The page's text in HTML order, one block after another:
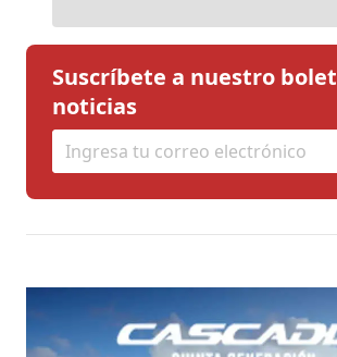
Suscríbete a nuestro
noticias